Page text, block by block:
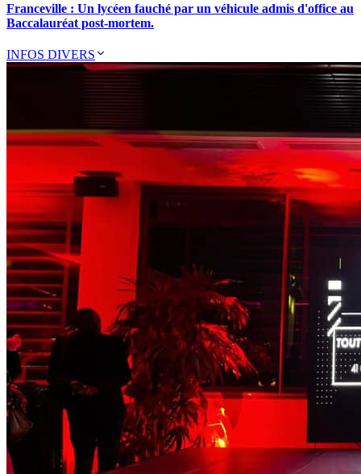
Franceville : Un lycéen fauché par un véhicule admis d'office au
Baccalauréat post-mortem.
INFOS DIVERS